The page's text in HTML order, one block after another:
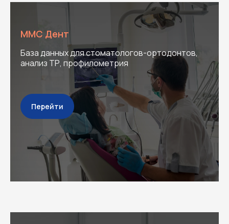
ММС Дент
База данных для стоматологов-ортодонтов,
анализ ТР, профилометрия
Перейти